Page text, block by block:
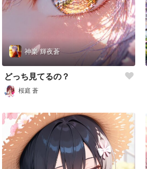
神楽 輝夜蒼
どっち見てるの？
桜庭 蒼